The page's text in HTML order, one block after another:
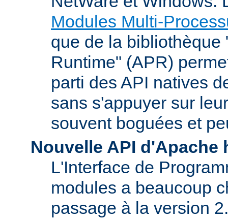
Modules Multi-
que de la bibliothèque
Runtime" (APR)
parti des API natives
sans s'appuyer sur
souvent boguées et
Nouvelle API d'Apache
L'Interface de
modules a beaucoup
passage à la version